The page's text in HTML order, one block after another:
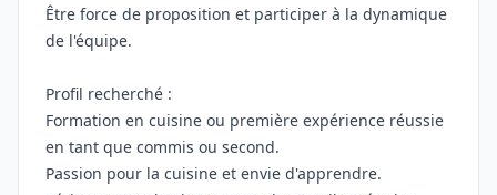
Être force de proposition et participer à la dynamique
de l'équipe.
Profil recherché :
Formation en cuisine ou première expérience réussie
en tant que commis ou second.
Passion pour la cuisine et envie d'apprendre.